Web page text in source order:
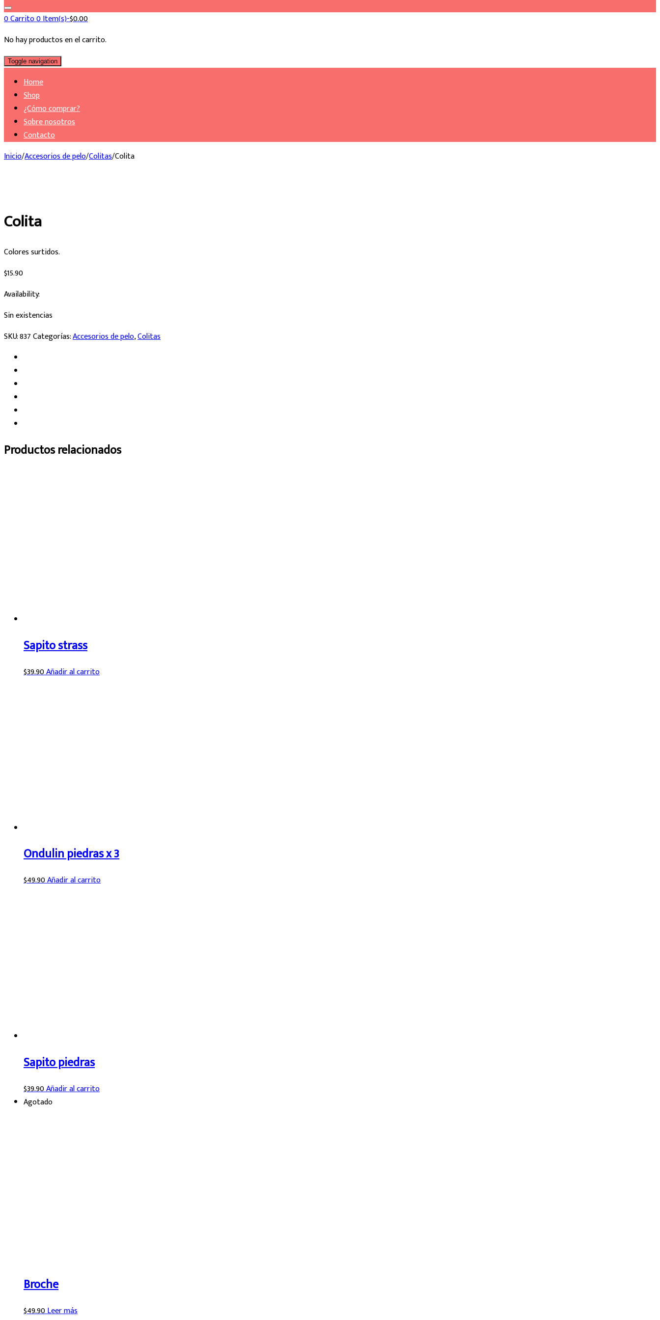
for:
0Carrito0 Item(s)-$0.00
No hay productos en el carrito.
Toggle navigation
Home
Shop
¿Cómo comprar?
Sobre nosotros
Contacto
Inicio/Accesorios de pelo/Colitas/Colita
Colita
Colores surtidos.
$15.90
Availability:
Sin existencias
SKU:837Categorías:Accesorios de pelo,Colitas
Productos relacionados
Sapito strass
$39.90Añadir al carrito
Ondulin piedras x 3
$49.90Añadir al carrito
Sapito piedras
$39.90Añadir al carrito
Agotado
Broche
$49.90Leer más